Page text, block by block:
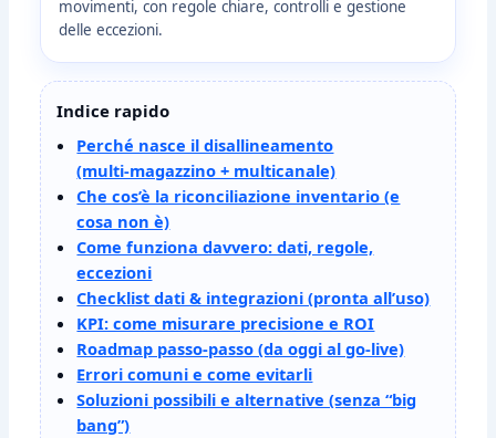
movimenti, con regole chiare, controlli e gestione
delle eccezioni.
Indice rapido
Perché nasce il disallineamento
(multi‑magazzino + multicanale)
Che cos’è la riconciliazione inventario (e
cosa non è)
Come funziona davvero: dati, regole,
eccezioni
Checklist dati & integrazioni (pronta all’uso)
KPI: come misurare precisione e ROI
Roadmap passo‑passo (da oggi al go‑live)
Errori comuni e come evitarli
Soluzioni possibili e alternative (senza “big
bang”)